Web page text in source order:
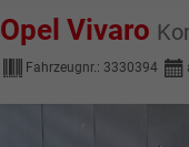
Opel Vivaro
Fahrzeugnr.: 3330394